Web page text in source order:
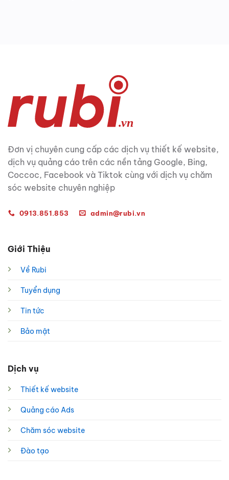
Đơn vị chuyên cung cấp các dịch vụ thiết kế website,
dịch vụ quảng cáo trên các nền tảng Google, Bing,
Coccoc, Facebook và Tiktok cùng với dịch vụ chăm
sóc website chuyên nghiệp
0913.851.853 admin@rubi.vn
Giới Thiệu
Về Rubi
Tuyển dụng
Tin tức
Bảo mật
Dịch vụ
Thiết kế website
Quảng cáo Ads
Chăm sóc website
Đào tạo